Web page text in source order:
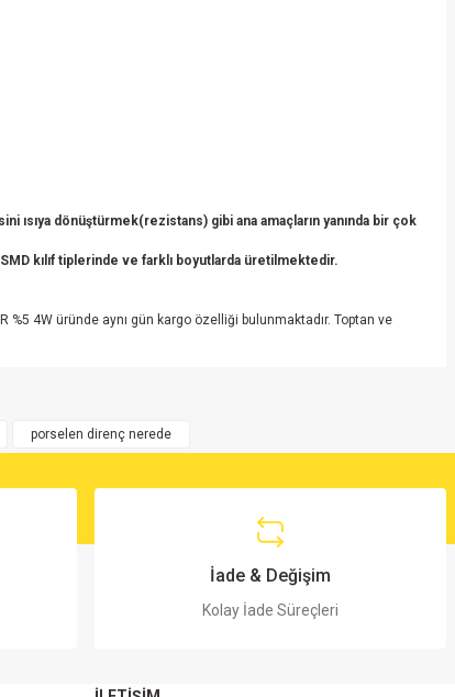
ısıya dönüştürmek(rezistans) gibi ana amaçların yanında bir çok
kılıf tiplerinde ve farklı boyutlarda üretilmektedir.
%5 4W üründe aynı gün kargo özelliği bulunmaktadır. Toptan ve
porselen direnç nerede
İade & Değişim
Kolay İade Süreçleri